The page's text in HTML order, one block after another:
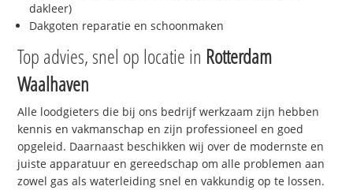
dakleer)
Dakgoten reparatie en schoonmaken
Top advies, snel op locatie in Rotterdam
Waalhaven
Alle loodgieters die bij ons bedrijf werkzaam zijn hebben
kennis en vakmanschap en zijn professioneel en goed
opgeleid. Daarnaast beschikken wij over de modernste en
juiste apparatuur en gereedschap om alle problemen aan
zowel gas als waterleiding snel en vakkundig op te lossen.